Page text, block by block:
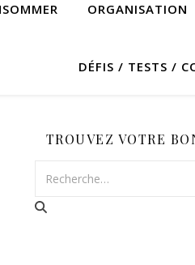
ORGANISATION
DÉFIS / TESTS /
TROUVEZ VOTRE